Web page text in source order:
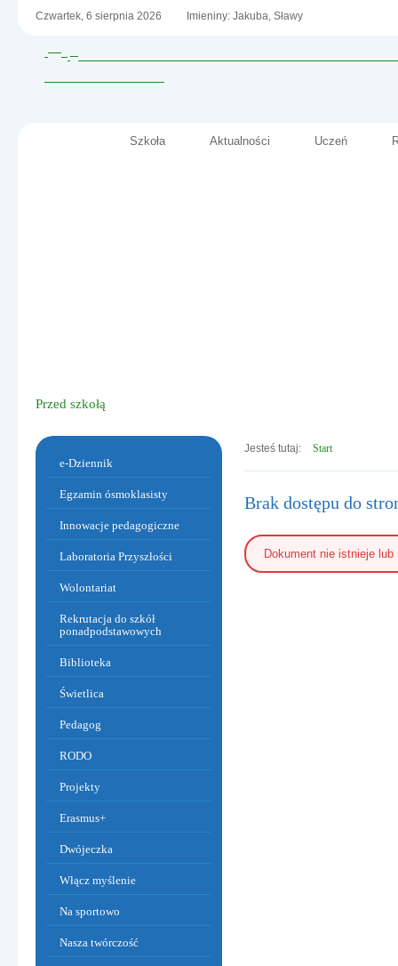
Czwartek, 6 sierpnia 2026 Imieniny: Jakuba, Sławy
Szkoła Aktualności Uczeń
Przed szkołą
Warzywa i owoce w sportowym obiektywie.
Dzień Babci i Dziadka
Menu dodatkowe
e-Dziennik
Egzamin ósmoklasisty
Innowacje pedagogiczne
Laboratoria Przyszłości
Wolontariat
Rekrutacja do szkół
ponadpodstawowych
Biblioteka
Świetlica
Pedagog
RODO
Projekty
Erasmus+
Dwójeczka
Włącz myślenie
Na sportowo
Nasza twórczość
Jesteś tutaj: Start
Brak dostępu do
Dokument nie istnieje